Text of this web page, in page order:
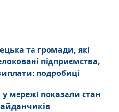
та громади, які
підприємства,
подробиці
мережі показали стан